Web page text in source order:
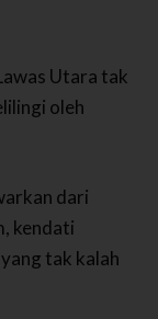
Utara tak
oleh
dari
kendati
tak kalah